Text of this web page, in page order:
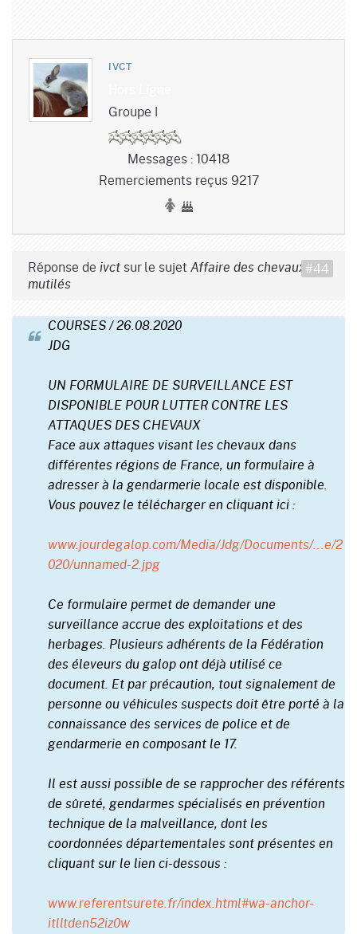
IVCT
Groupe I
Messages : 10418
Remerciements reçus 9217
Réponse de ivct sur le sujet Affaire des chevaux
mutilés
COURSES / 26.08.2020
JDG
UN FORMULAIRE DE SURVEILLANCE EST
DISPONIBLE POUR LUTTER CONTRE LES
ATTAQUES DES CHEVAUX
Face aux attaques visant les chevaux dans
différentes régions de France, un formulaire à
adresser à la gendarmerie locale est disponible.
Vous pouvez le télécharger en cliquant ici :
www.jourdegalop.com/Media/Jdg/Documents/...e/2
020/unnamed-2.jpg
Ce formulaire permet de demander une
surveillance accrue des exploitations et des
herbages. Plusieurs adhérents de la Fédération
des éleveurs du galop ont déjà utilisé ce
document. Et par précaution, tout signalement de
personne ou véhicules suspects doit être porté à la
connaissance des services de police et de
gendarmerie en composant le 17.
Il est aussi possible de se rapprocher des référents
de sûreté, gendarmes spécialisés en prévention
technique de la malveillance, dont les
coordonnées départementales sont présentes en
cliquant sur le lien ci-dessous :
www.referentsurete.fr/index.html#wa-anchor-
itlltden52iz0w
#44